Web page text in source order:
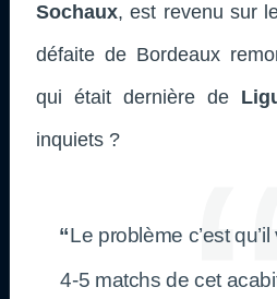
Sochaux, est revenu sur
défaite de Bordeaux
qui était dernière de
inquiets ?
“Le problème c’est
4-5 matchs de cet